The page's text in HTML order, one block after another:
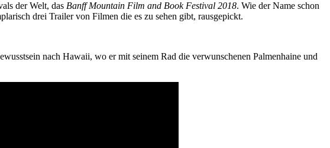
der Welt, das Banff Mountain Film and Book Festival 2018. Wie der Name schon
drei Trailer von Filmen die es zu sehen gibt, rausgepickt.
nach Hawaii, wo er mit seinem Rad die verwunschenen Palmenhaine und